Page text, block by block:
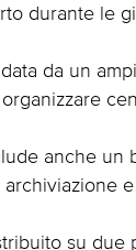
durante le
da un
anche un
archiviazione
su